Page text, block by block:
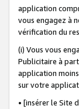
application
vous engagez à
vérification du
(i) Vous vous
Publicitaire à
application
sur votre
• [insérer le Site